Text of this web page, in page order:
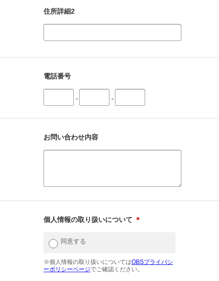
住所詳細2
電話番号
- -
お問い合わせ内容
個人情報の取り扱いについて ＊
同意する
※個人情報の取り扱いについてはOBSプライバシ
ーポリシーページでご確認ください。